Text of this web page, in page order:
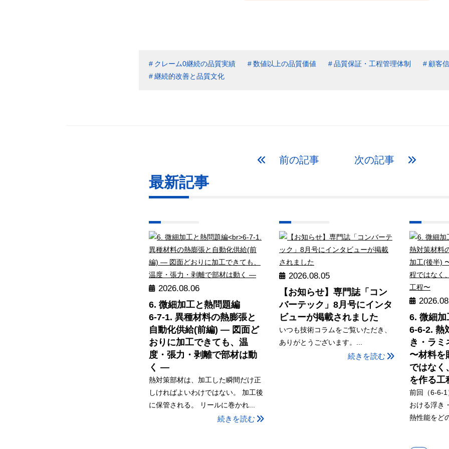
クレーム0継続の品質実績 数値以上の品質価値 品質保証・工程管理体制
顧客
継続的改善と品質文化
前の記事 次の記事
最新記事
2026.08.06
6. 微細加工と熱問題編
6-7-1. 異種材料の熱膨張と
自動化供給(前編) ― 図面ど
おりに加工できても、温
度・張力・剥離で部材は動
く ―
熱対策部材は、加工した瞬間だけ正
しければよいわけではない。 加工後
に保管される。 リールに巻かれ...
続きを読む
2026.08.05
【お知らせ】専門誌「コン
バーテック」8月号にインタ
ビューが掲載されました
いつも技術コラムをご覧いただき、
ありがとうございます。...
続きを読む
6. 微細加
6-6-2. 熱
き・ラミ
〜材料を
ではなく
を作る工
前回（6-6-1
おける浮き
熱性能をど